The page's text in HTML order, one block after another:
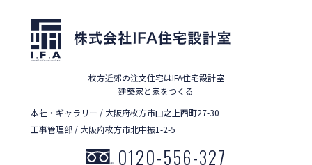
枚方近郊の注文住宅はIFA住宅設計室
建築家と家をつくる
本社・ギャラリー / 大阪府枚方市山之上西町27-30
工事管理部 / 大阪府枚方市北中振1-2-5
0120-556-327